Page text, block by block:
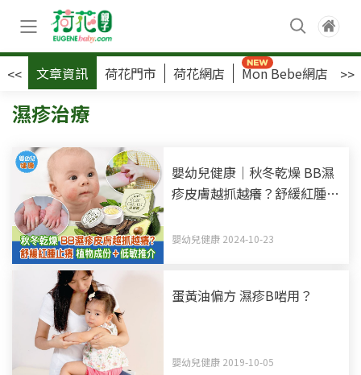
<< 文章資訊 荷花門市 荷花網店 Mon Bebe網店 >>
濕疹治療
嬰幼兒健康｜秋冬乾燥 BB濕
疹皮膚越抓越癢？舒緩紅腫止
嬰幼兒健康 2024-10-23
蛋黃油偏方 濕疹B啱用？
嬰幼兒健康 2019-10-05